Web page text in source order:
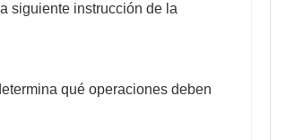
siguiente instrucción de la
qué operaciones deben